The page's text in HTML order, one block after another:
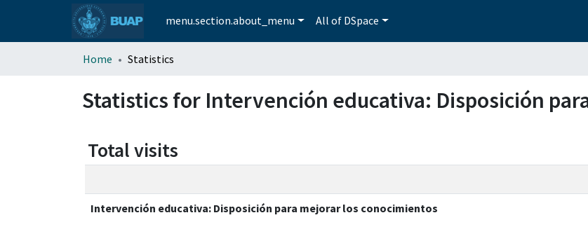
menu.section.about_menu All of DSpace
Home Statistics
Statistics for Intervención educativa: Disposición
Total visits
Intervención educativa: Disposición para mejorar los conocimientos